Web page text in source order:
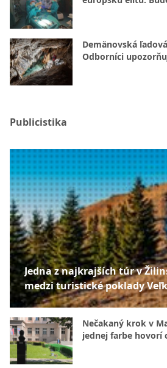
Demänovská
Odborníci
Publicistika
Jedna z najkrajších túr v
medzi turistické poklady
Nečakaný krok v
jednej farbe hovorí